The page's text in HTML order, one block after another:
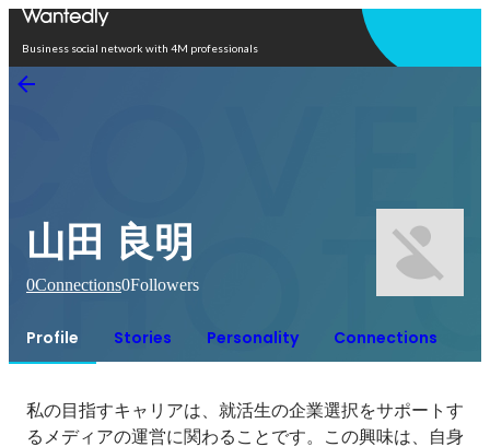
Business social network with 4M professionals
山田 良明
0Connections0Followers
Profile Stories Personality Connections
私の目指すキャリアは、就活生の企業選択をサポートす
るメディアの運営に関わることです。この興味は、自身